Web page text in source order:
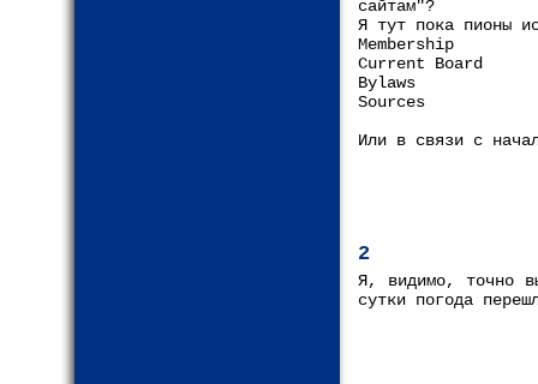
сайтам"?
Я тут пока пионы
Membership
Current Board
Bylaws
Sources
Или в связи с
2
Я, видимо, точно
сутки погода